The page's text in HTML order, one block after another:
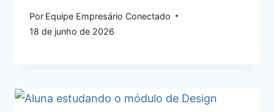
Por Equipe Empresário Conectado
18 de junho de 2026